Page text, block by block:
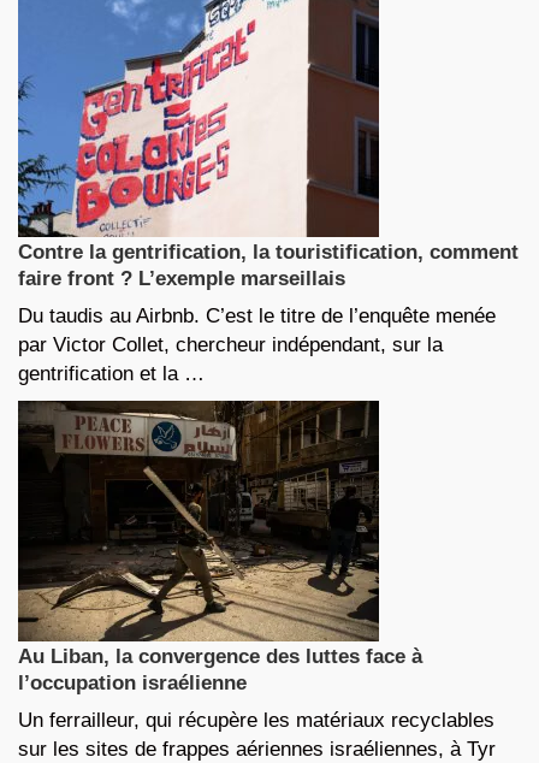
Contre la gentrification, la touristification, comment
faire front ? L’exemple marseillais
Du taudis au Airbnb. C’est le titre de l’enquête menée
par Victor Collet, chercheur indépendant, sur la
gentrification et la …
Au Liban, la convergence des luttes face à
l’occupation israélienne
Un ferrailleur, qui récupère les matériaux recyclables
sur les sites de frappes aériennes israéliennes, à Tyr